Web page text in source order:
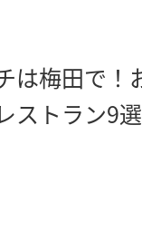
は梅田で！
ストラン9選